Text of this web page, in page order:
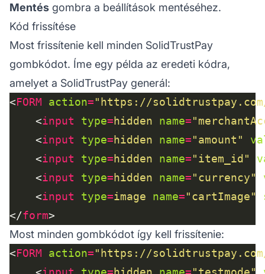
Mentés gombra a beállítások mentéséhez.
Kód frissítése
Most frissítenie kell minden SolidTrustPay
gombkódot. Íme egy példa az eredeti kódra,
amelyet a SolidTrustPay generál:
<FORM action="https://
    <
input type=hidden name=
    <
input type=hidden name="amount"
    <
input type=hidden name="item_id"
    <
input type=hidden name="currency"
    <
input type=image name="cartImage"
</form
Most minden gombkódot így kell frissítenie:
<FORM action="https://